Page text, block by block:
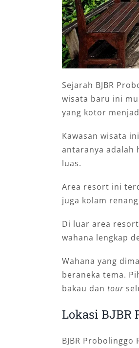
Sejarah BJBR
wisata baru ini
yang kotor
Kawasan wisata
antaranya adalah
luas.
Area resort ini
juga kolam
Di luar area
wahana lengkap
Wahana yang
beraneka tema.
bakau dan tour
Lokasi BJBR
BJBR Probolinggo